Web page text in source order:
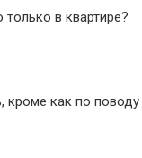
в квартире?
кроме как по поводу